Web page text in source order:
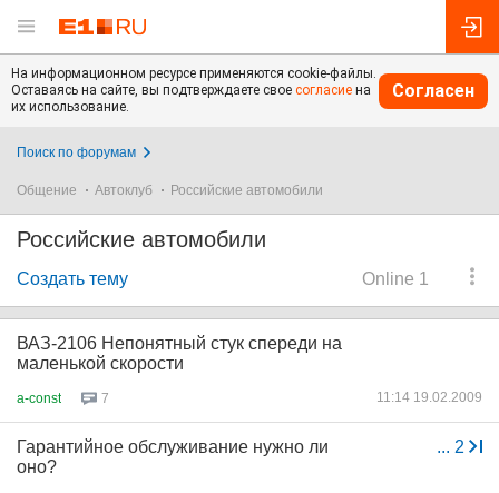
На информационном ресурсе применяются cookie-файлы.
Оставаясь на сайте, вы подтверждаете свое согласие на
их использование.
Согласен
Поиск по форумам
Общение Автоклуб Российские автомобили
Российские автомобили
Online 1
Создать тему
ВАЗ-2106 Непонятный стук спереди на
маленькой скорости
a-const 7 11:14 19.02.2009
... 2
Гарантийное обслуживание нужно ли
оно?